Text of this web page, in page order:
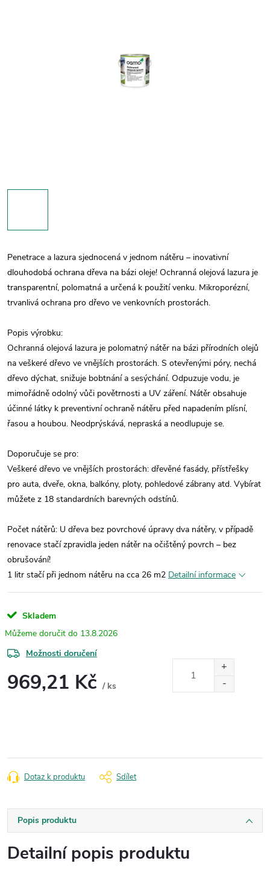
Penetrace a lazura sjednocená v jednom nátěru – inovativní
dlouhodobá ochrana dřeva na bázi oleje! Ochranná olejová lazura je
transparentní, polomatná a určená k použití venku. Mikroporézní,
trvanlivá ochrana pro dřevo ve venkovních prostorách.
Popis výrobku:
Ochranná olejová lazura je polomatný nátěr na bázi přírodních olejů
na veškeré dřevo ve vnějších prostorách. S otevřenými póry, nechá
dřevo dýchat, snižuje bobtnání a sesýchání. Odpuzuje vodu, je
mimořádně odolný vůči povětrnosti a UV záření. Nátěr obsahuje
účinné látky k preventivní ochraně nátěru před napadením plísní,
řasou a houbou. Neodprýskává, nepraská a neodlupuje se.
Doporučuje se pro:
Veškeré dřevo ve vnějších prostorách: dřevěné fasády, přístřešky
pro auta, dveře, okna, balkóny, ploty, pohledové zábrany atd. Vybírat
můžete z 18 standardních barevných odstínů.
Počet nátěrů: U dřeva bez povrchové úpravy dva nátěry, v případě
renovace stačí zpravidla jeden nátěr na očištěný povrch – bez
obrušování!
1 litr stačí při jednom nátěru na cca 26 m2 Detailní informace
Skladem
13.8.2026
Možnosti doručení
969,21 Kč / ks
Dotaz k produktu Sdílet
Popis produktu
Detailní popis produktu